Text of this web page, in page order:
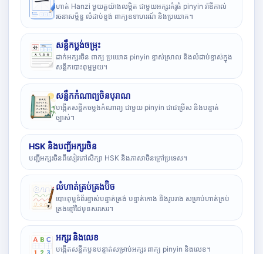
ហាត់ Hanzi មួយតួយ៉ាងលម្អិត ជាមួយអក្សរគំរូធំ pinyin រ៉ាឌីកាល់
រចនាសម្ព័ន្ធ លំដាប់ខ្ទង់ ពាក្យឧទាហរណ៍ និងប្រយោគ។
សន្លឹកប្លង់ចម្រុះ
ដាក់អក្សរចិន ពាក្យ ប្រយោគ pinyin ខ្ទាស់ស្រាល និងលំដាប់ខ្ទាស់ក្នុង
សន្លឹកបោះពុម្ពមួយ។
សន្លឹកកំណាព្យចិនបុរាណ
បង្កើតសន្លឹកចម្លងកំណាព្យ ជាមួយ pinyin ជាជម្រើស និងបន្ទាត់
ច្បាស់។
HSK និងបញ្ជីអក្សរចិន
បញ្ជីអក្សរចិនពីសៀវភៅសិក្សា HSK និងភាសាចិនក្រៅប្រទេស។
លំហាត់គ្រប់គ្រងប៊ិច
បោះពុម្ពទំព័រខ្ទាស់បន្ទាត់ត្រង់ បន្ទាត់កោង និងរូបរាង សម្រាប់ហាត់គ្រប់
គ្រងខ្មៅដៃមុនសរសេរ។
អក្សរ និងលេខ
បង្កើតសន្លឹកបួនបន្ទាត់សម្រាប់អក្សរ ពាក្យ pinyin និងលេខ។